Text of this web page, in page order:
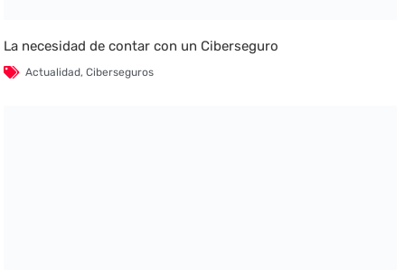
La necesidad de contar con un Ciberseguro
Actualidad,Ciberseguros